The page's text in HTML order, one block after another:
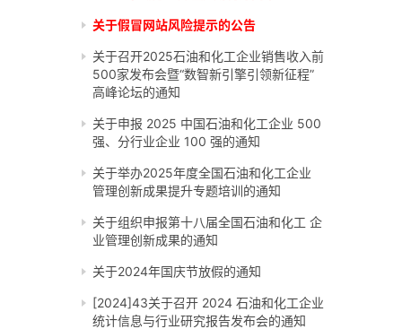
关于假冒网站风险提示的公告
关于召开2025石油和化工企业销售收入前
500家发布会暨“数智新引擎引领新征程”
高峰论坛的通知
关于申报 2025 中国石油和化工企业 500
强、分行业企业 100 强的通知
关于举办2025年度全国石油和化工企业
管理创新成果提升专题培训的通知
关于组织申报第十八届全国石油和化工 企
业管理创新成果的通知
关于2024年国庆节放假的通知
[2024]43关于召开 2024 石油和化工企业
统计信息与行业研究报告发布会的通知